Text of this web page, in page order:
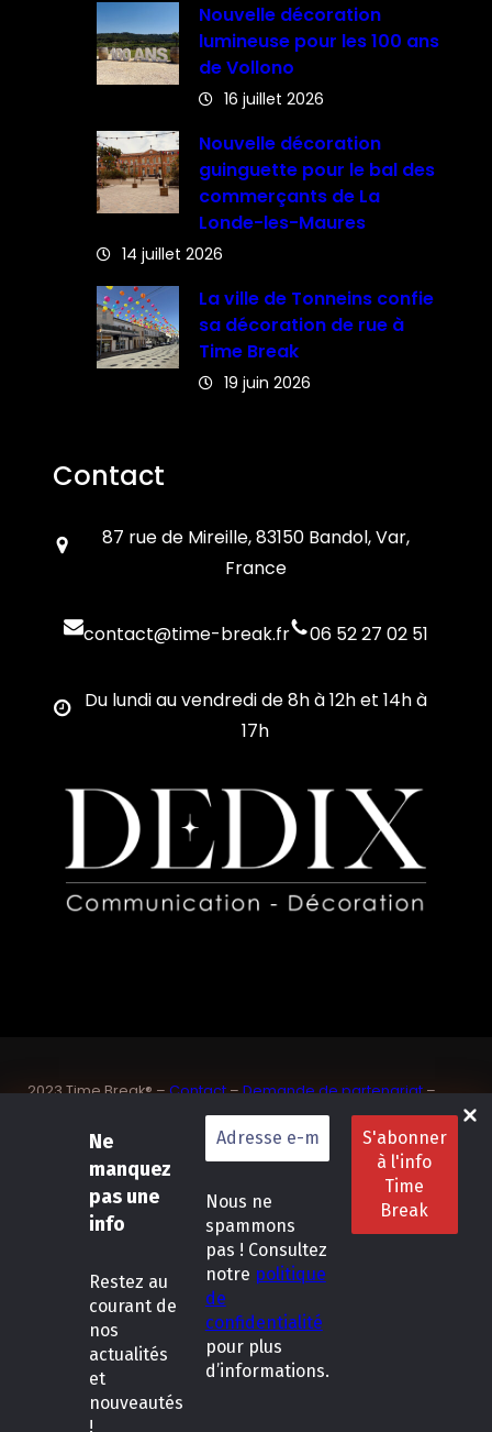
Ne
manquez
pas une
info
Restez au
courant de
nos
actualités
et
nouveautés
!
Nous ne
spammons
pas ! Consultez
notre politique
de
confidentialité
pour plus
d’informations.
Nouvelle décoration
lumineuse pour les 100 ans
de Vollono
16 juillet 2026
Nouvelle décoration
guinguette pour le bal des
commerçants de La
Londe-les-Maures
14 juillet 2026
La ville de Tonneins confie
sa décoration de rue à
Time Break
19 juin 2026
Contact
87 rue de Mireille, 83150 Bandol, Var,
France
contact@time-break.fr 06 52 27 02 51
Du lundi au vendredi de 8h à 12h et 14h à
17h
2023 Time Break® –Contact–Demande de partenariat–
Sponsoriser un joueur de padel français
SASU Dedix Communication – 87 rue de Mireille – 83 150
Bandol – Var
Conditions
générales de location
Follow Us :LinkedIn
Instagram